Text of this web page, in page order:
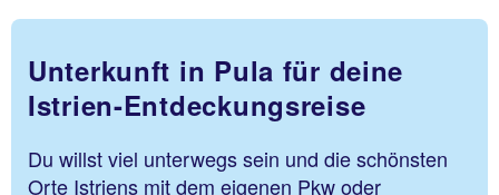
Unterkunft in Pula für deine
Istrien-Entdeckungsreise
Du willst viel unterwegs sein und die schönsten
Orte Istriens mit dem eigenen Pkw oder